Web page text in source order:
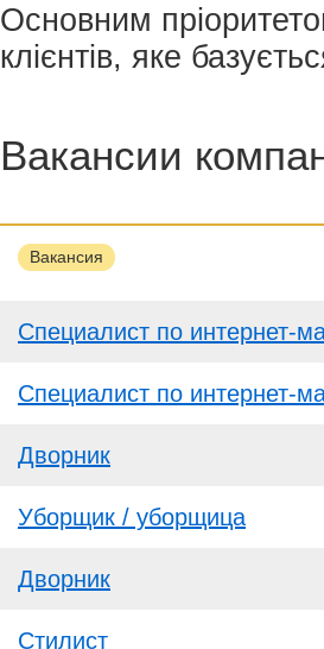
Основним
клієнтів, яке
Вакансии
Вакансия
Специалист по интернет-
Специалист по интернет-
Дворник
Уборщик / уборщица
Дворник
Стилист